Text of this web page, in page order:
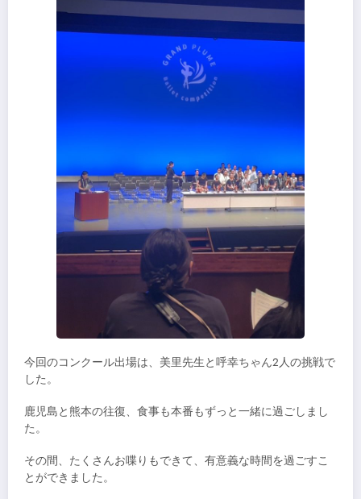
今回のコンクール出場は、美里先生と呼幸ちゃん2人の挑戦で
した。
鹿児島と熊本の往復、食事も本番もずっと一緒に過ごしまし
た。
その間、たくさんお喋りもできて、有意義な時間を過ごすこ
とができました。